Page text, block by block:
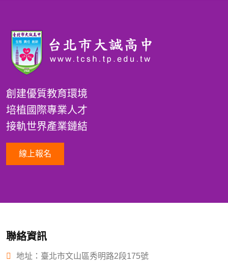
創建優質教育環境
培植國際專業人才
接軌世界產業鏈結
線上報名
聯絡資訊
地址：臺北市文山區秀明路2段175號